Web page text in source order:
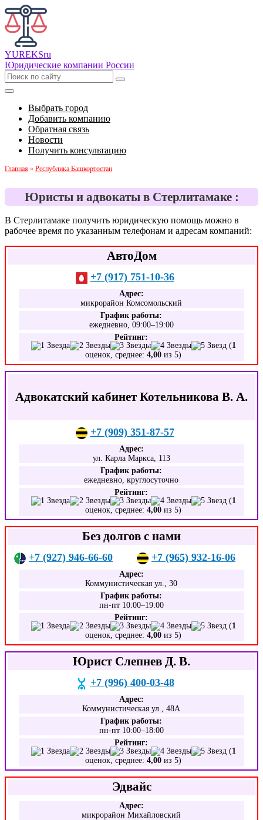
YUREKSru
Юридические компании России
Выбрать город
Добавить компанию
Обратная связь
Новости
Получить консультацию
Главная » Республика Башкортостан
Юристы и адвокаты в Стерлитамаке :
В Стерлитамаке получить юридическую помощь можно в
рабочее время по указанным телефонам и адресам компаний:
АвтоДом
+7 (917) 751-10-36
Адрес:
микрорайон Комсомольский
График работы:
ежедневно, 09:00–19:00
Рейтинг:
(1
оценок, среднее:4,00 из 5)
Адвокатский кабинет Котельникова В. А.
+7 (909) 351-87-57
Адрес:
ул. Карла Маркса, 113
График работы:
ежедневно, круглосуточно
Рейтинг:
(1
оценок, среднее:4,00 из 5)
Без долгов с нами
+7 (927) 946-66-60 +7 (965) 932-16-06
Адрес:
Коммунистическая ул., 30
График работы:
пн-пт 10:00–19:00
Рейтинг:
(1
оценок, среднее:4,00 из 5)
Юрист Слепнев Д. В.
+7 (996) 400-03-48
Адрес:
Коммунистическая ул., 48А
График работы:
пн-пт 10:00–18:00
Рейтинг:
(1
оценок, среднее:4,00 из 5)
Эдвайс
Адрес:
микрорайон Михайловский